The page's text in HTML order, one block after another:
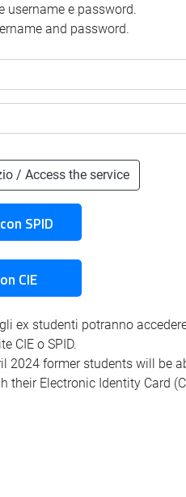
username e password.
and password.
/ Access the service
SPID
CIE
ex studenti potranno
CIE o SPID.
2024 former students will be
their Electronic Identity Card